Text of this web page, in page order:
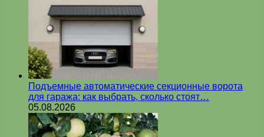
Подъемные автоматические секционные ворота
для гаража: как выбрать, сколько стоят…
05.08.2026